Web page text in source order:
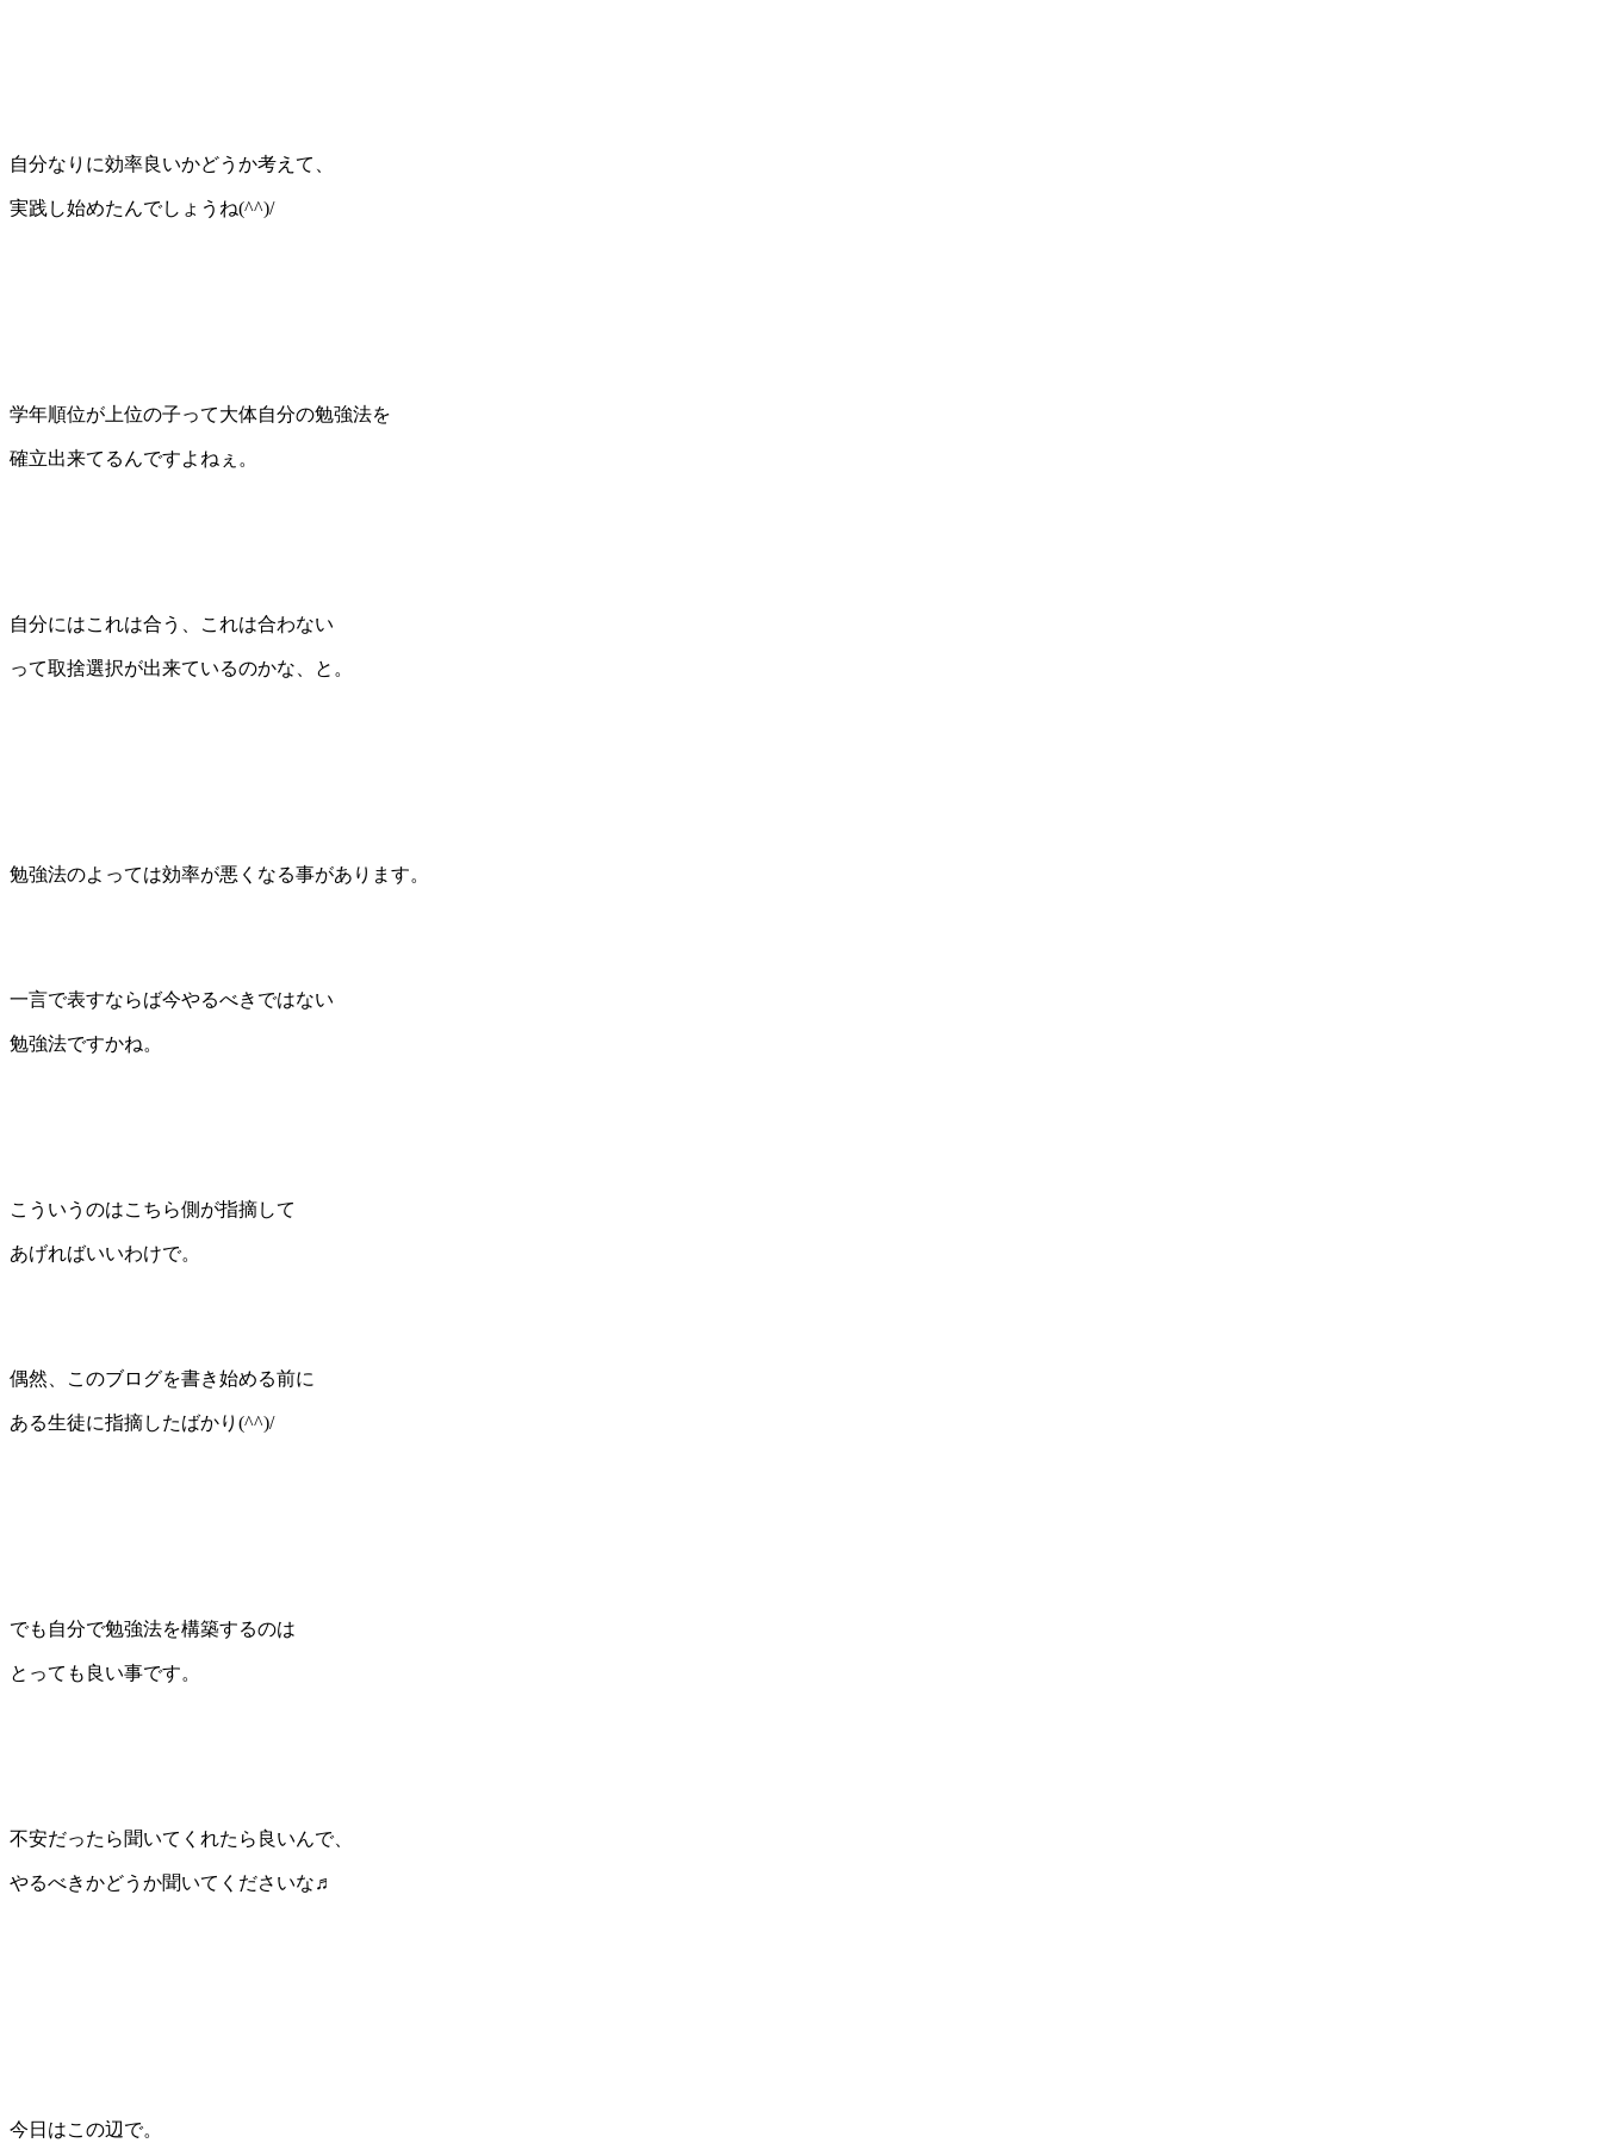
自分なりに効率良いかどうか考えて、
実践し始めたんでしょうね(^^)/
学年順位が上位の子って大体自分の勉強法を
確立出来てるんですよねぇ。
自分にはこれは合う、これは合わない
って取捨選択が出来ているのかな、と。
勉強法のよっては効率が悪くなる事があります。
一言で表すならば今やるべきではない
勉強法ですかね。
こういうのはこちら側が指摘して
あげればいいわけで。
偶然、このブログを書き始める前に
ある生徒に指摘したばかり(^^)/
でも自分で勉強法を構築するのは
とっても良い事です。
不安だったら聞いてくれたら良いんで、
やるべきかどうか聞いてくださいな♬
今日はこの辺で。